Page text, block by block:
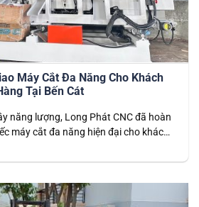
Máy Cắt Đa Năng Cho Khách
Tại Bến Cát
năng lượng, Long Phát CNC đã hoàn
máy cắt đa năng hiện đại cho khách
hoạt và hiệu suất cao, được thiết kế